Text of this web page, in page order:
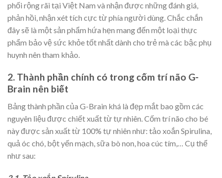
phối rộng rãi tại Việt Nam và nhận được những đánh giá,
phản hồi, nhận xét tích cực từ phía người dùng. Chắc chắn
đây sẽ là một sản phẩm hứa hẹn mang đến một loại thực
phẩm bảo vệ sức khỏe tốt nhất dành cho trẻ mà các bậc phụ
huynh nên tham khảo.
2. Thành phần chính có trong cốm trí não G-
Brain nên biết
Bảng thành phần của G-Brain khá là đẹp mắt bao gồm các
nguyên liệu được chiết xuất từ tự nhiên. Cốm trí não cho bé
này được sản xuất từ 100% tự nhiên như: tảo xoắn Spirulina,
quả óc chó, bột yến mạch, sữa bò non, hoa cúc tím,… Cụ thể
như sau: